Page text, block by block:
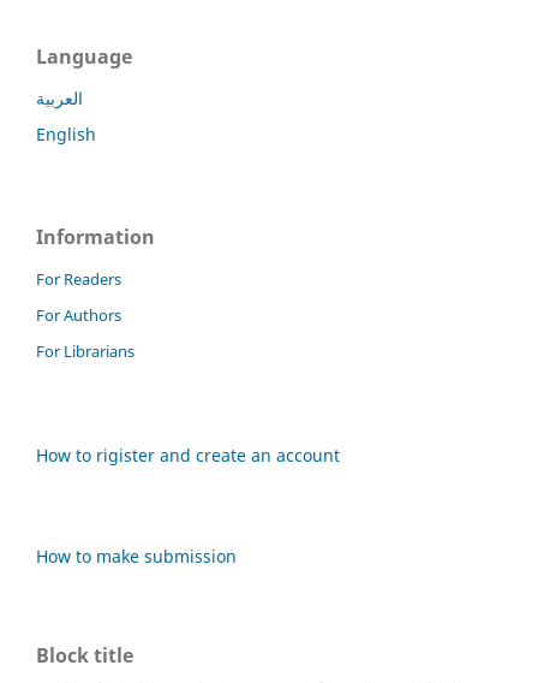
Language
العربية
English
Information
For Readers
For Authors
For Librarians
How to rigister and create an account
How to make submission
Block title